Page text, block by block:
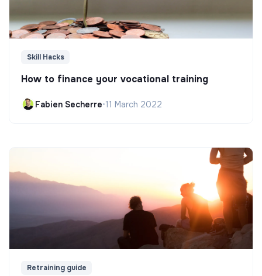
Skill Hacks
How to finance your vocational training
Fabien Secherre•11 March 2022
Retraining guide